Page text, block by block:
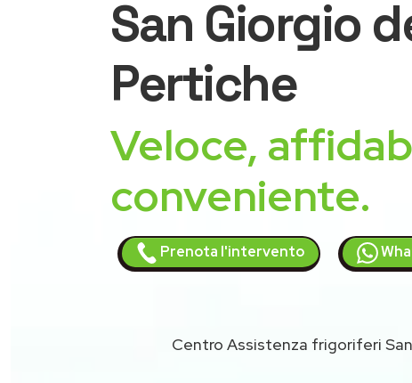
San Giorgio
Pertiche
Veloce,
conveniente.
Prenota l'intervento
Centro Assistenza frigoriferi